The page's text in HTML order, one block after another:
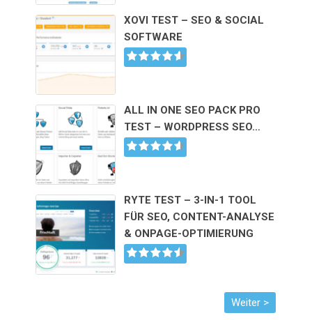
XOVI TEST – SEO & SOCIAL
SOFTWARE
ALL IN ONE SEO PACK PRO
TEST – WORDPRESS SEO…
RYTE TEST – 3-IN-1 TOOL
FÜR SEO, CONTENT-ANALYSE
& ONPAGE-OPTIMIERUNG